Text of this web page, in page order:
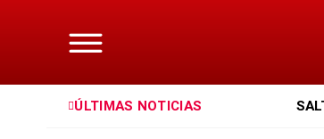
ÚLTIMAS NOTICIAS